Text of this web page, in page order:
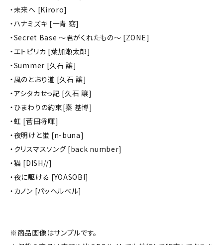
・未来へ [Kiroro]
・ハナミズキ [一青 窈]
・Secret Base ～君がくれたもの～ [ZONE]
・エトピリカ [葉加瀬太郎]
・Summer [久石 譲]
・風のとおり道 [久石 譲]
・アシタカせっ記 [久石 譲]
・ひまわりの約束[秦 基博]
・虹 [菅田将暉]
・夜明けと蛍 [n-buna]
・クリスマスソング [back number]
・猫 [DISH//]
・夜に駆ける [YOASOBI]
・カノン [パッヘルベル]
※商品画像はサンプルです。